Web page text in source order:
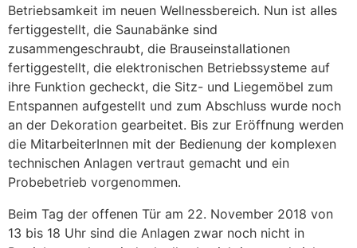
Betriebsamkeit im neuen Wellnessbereich. Nun ist alles
fertiggestellt, die Saunabänke sind
zusammengeschraubt, die Brauseinstallationen
fertiggestellt, die elektronischen Betriebssysteme auf
ihre Funktion gecheckt, die Sitz- und Liegemöbel zum
Entspannen aufgestellt und zum Abschluss wurde noch
an der Dekoration gearbeitet. Bis zur Eröffnung werden
die MitarbeiterInnen mit der Bedienung der komplexen
technischen Anlagen vertraut gemacht und ein
Probebetrieb vorgenommen.
Beim Tag der offenen Tür am 22. November 2018 von
13 bis 18 Uhr sind die Anlagen zwar noch nicht in